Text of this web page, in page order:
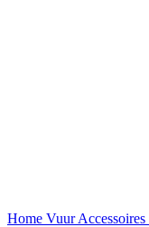
Home VuurAccessoires